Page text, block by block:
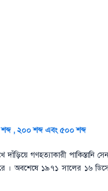
শব্দ , ২০০ শব্দ এবং ৫০০ শব্দ
গণহত্যাকারী পাকিস্তানি
। অবশেষে ১৯৭১ সালের ১৬